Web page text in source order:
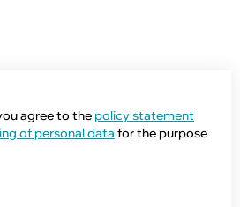
agree to the policy statement
of personal data for the purpose